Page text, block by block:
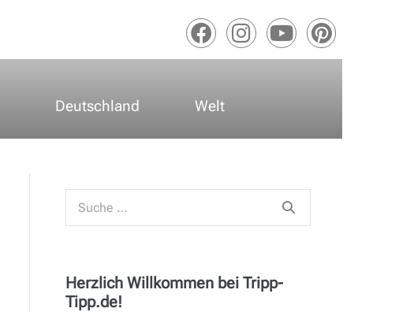
Deutschland Welt
Herzlich Willkommen bei Tripp-
Tipp.de!